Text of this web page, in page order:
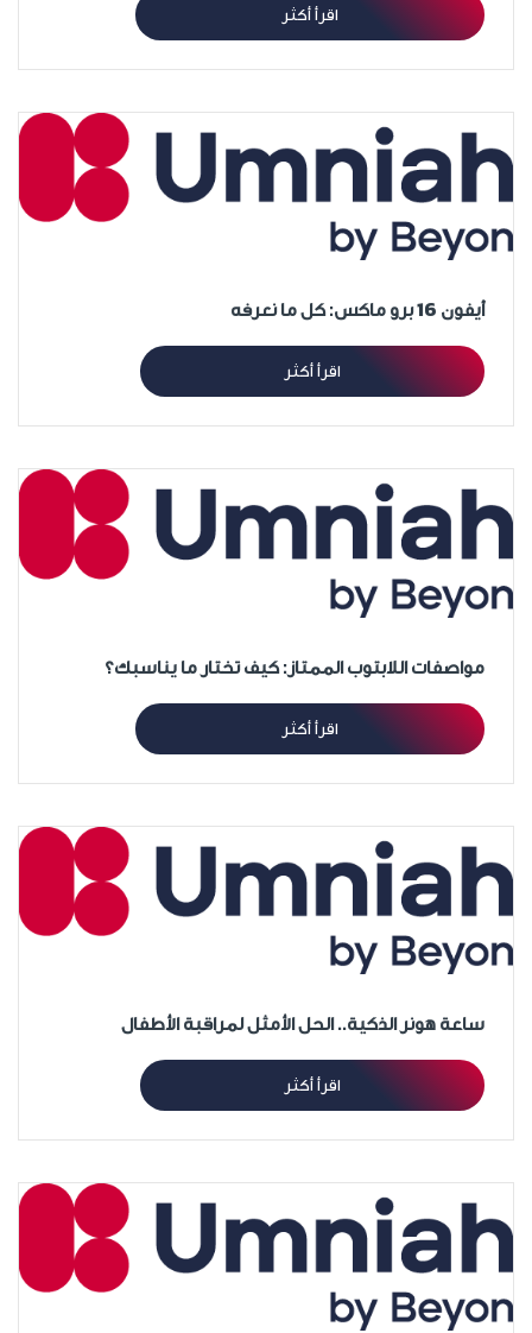
اقرأ أكثر
أيفون 16 برو ماكس: كل ما نعرفه
اقرأ أكثر
مواصفات اللابتوب الممتاز: كيف تختار ما يناسبك؟
اقرأ أكثر
ساعة هونر الذكية.. الحل الأمثل لمراقبة الأطفال
اقرأ أكثر